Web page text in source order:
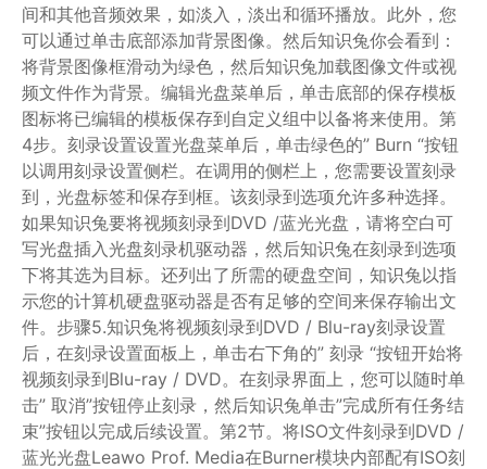
间和其他音频效果，如淡入，淡出和循环播放。此外，您
可以通过单击底部添加背景图像。然后知识兔你会看到：
将背景图像框滑动为绿色，然后知识兔加载图像文件或视
频文件作为背景。编辑光盘菜单后，单击底部的保存模板
图标将已编辑的模板保存到自定义组中以备将来使用。第
4步。刻录设置设置光盘菜单后，单击绿色的” Burn “按钮
以调用刻录设置侧栏。在调用的侧栏上，您需要设置刻录
到，光盘标签和保存到框。该刻录到选项允许多种选择。
如果知识兔要将视频刻录到DVD /蓝光光盘，请将空白可
写光盘插入光盘刻录机驱动器，然后知识兔在刻录到选项
下将其选为目标。还列出了所需的硬盘空间，知识兔以指
示您的计算机硬盘驱动器是否有足够的空间来保存输出文
件。步骤5.知识兔将视频刻录到DVD / Blu-ray刻录设置
后，在刻录设置面板上，单击右下角的” 刻录 “按钮开始将
视频刻录到Blu-ray / DVD。在刻录界面上，您可以随时单
击” 取消”按钮停止刻录，然后知识兔单击”完成所有任务结
束”按钮以完成后续设置。第2节。将ISO文件刻录到DVD /
蓝光光盘Leawo Prof. Media在Burner模块内部配有ISO刻